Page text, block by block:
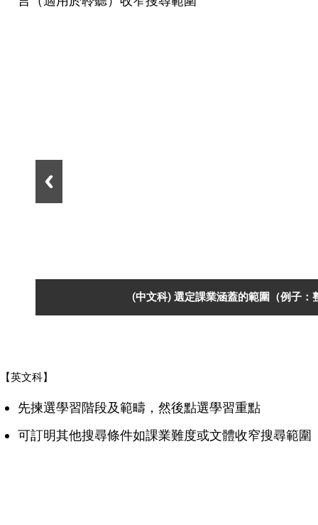
(中文科) 選定課業涵蓋的範圍（例子：
【英文科】
先揀選學習階段及範疇，然後點選學習重點
可訂明其他搜尋條件如課業難度或文體收窄搜尋範圍